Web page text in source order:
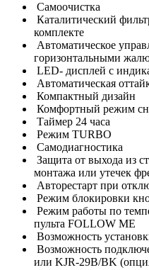
Самоочистка
Каталитический
комплекте
Автоматическое
горизонтальными
LED- дисплей с
Автоматическая
Компактный дизайн
Комфортный режим
Таймер 24 часа
Режим TURBO
Самодиагностика
Защита от выхода из
монтажа или утечек
Авторестарт при
Режим блокировки
Режим работы по
пульта FOLLOW ME
Возможность
Возможность
или KJR-29B/BK